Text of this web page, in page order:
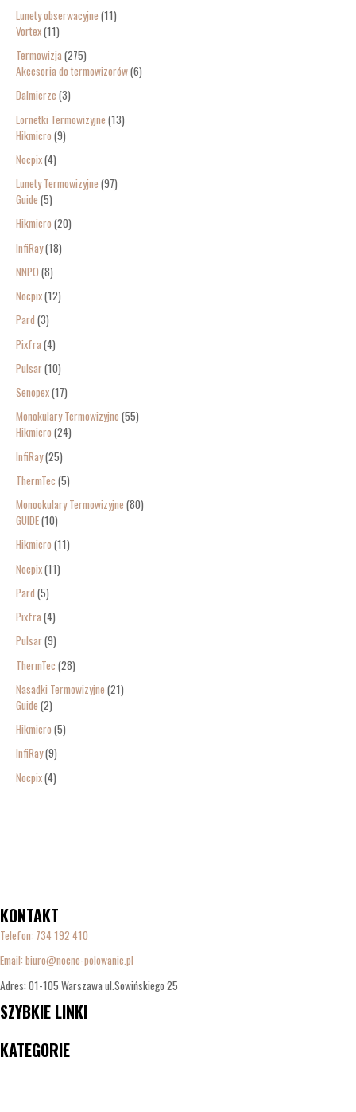
Lunety obserwacyjne 11
Vortex 11
Termowizja 275
Akcesoria do termowizorów 6
Dalmierze 3
Lornetki Termowizyjne 13
Hikmicro 9
Nocpix 4
Lunety Termowizyjne 97
Guide 5
Hikmicro 20
InfiRay 18
NNPO 8
Nocpix 12
Pard 3
Pixfra 4
Pulsar 10
Senopex 17
Monokulary Termowizyjne 55
Hikmicro 24
InfiRay 25
ThermTec 5
Monookulary Termowizyjne 80
GUIDE 10
Hikmicro 11
Nocpix 11
Pard 5
Pixfra 4
Pulsar 9
ThermTec 28
Nasadki Termowizyjne 21
Guide 2
Hikmicro 5
InfiRay 9
Nocpix 4
KONTAKT
Telefon: 734 192 410
Email: biuro@nocne-polowanie.pl
Adres: 01-105 Warszawa ul.Sowińskiego 25
SZYBKIE LINKI
KATEGORIE